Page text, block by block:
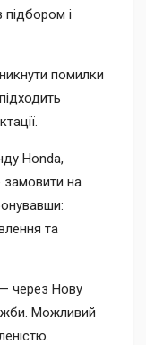
і
помилки
Honda,
замовити на
та
— через Нову
Можливий